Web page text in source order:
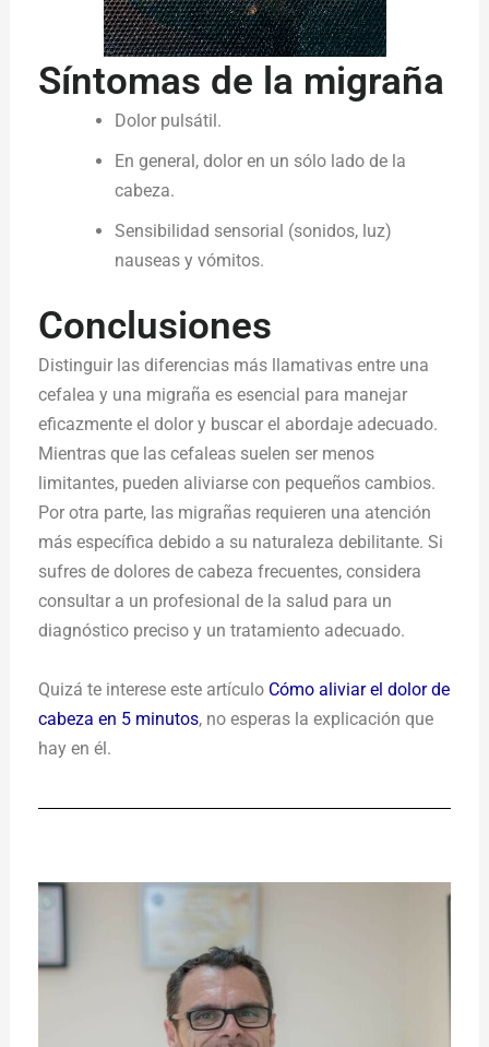
Síntomas de la migraña
Dolor pulsátil.
En general, dolor en un sólo lado de la
cabeza.
Sensibilidad sensorial (sonidos, luz)
nauseas y vómitos.
Conclusiones
Distinguir las diferencias más llamativas entre una
cefalea y una migraña es esencial para manejar
eficazmente el dolor y buscar el abordaje adecuado.
Mientras que las cefaleas suelen ser menos
limitantes, pueden aliviarse con pequeños cambios.
Por otra parte, las migrañas requieren una atención
más específica debido a su naturaleza debilitante. Si
sufres de dolores de cabeza frecuentes, considera
consultar a un profesional de la salud para un
diagnóstico preciso y un tratamiento adecuado.
Quizá te interese este artículo Cómo aliviar el dolor de
cabeza en 5 minutos, no esperas la explicación que
hay en él.